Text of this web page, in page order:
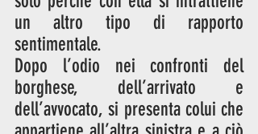
un altro tipo di rapporto
sentimentale.
Dopo l’odio nei confronti del
borghese, dell’arrivato e
dell’avvocato, si presenta colui che